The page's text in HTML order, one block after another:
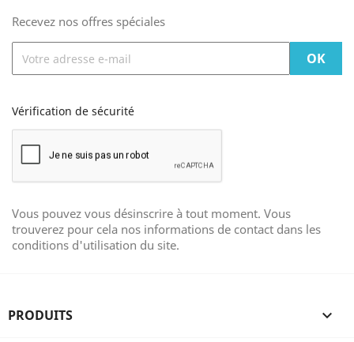
Recevez nos offres spéciales
Vérification de sécurité
Vous pouvez vous désinscrire à tout moment. Vous
trouverez pour cela nos informations de contact dans les
conditions d'utilisation du site.
PRODUITS 